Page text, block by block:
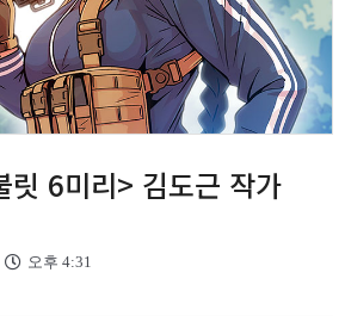
릿 6미리> 김도근 작가
오후 4:31